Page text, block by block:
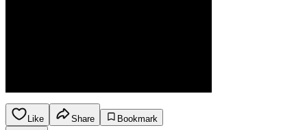
Like Share
Bookmark